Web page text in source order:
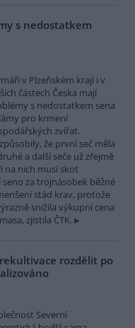
s nedostatkem
v Plzeňském kraji i v
částech Česka mají
s nedostatkem sena
pro krmení
zvířat.
že první seč měla
a další seče už zřejmě
na nich musí skot
za trojnásobek běžné
stád krav, protože
snížila výkupní cena
zjistila ČTK.
rozdělit po
Severní